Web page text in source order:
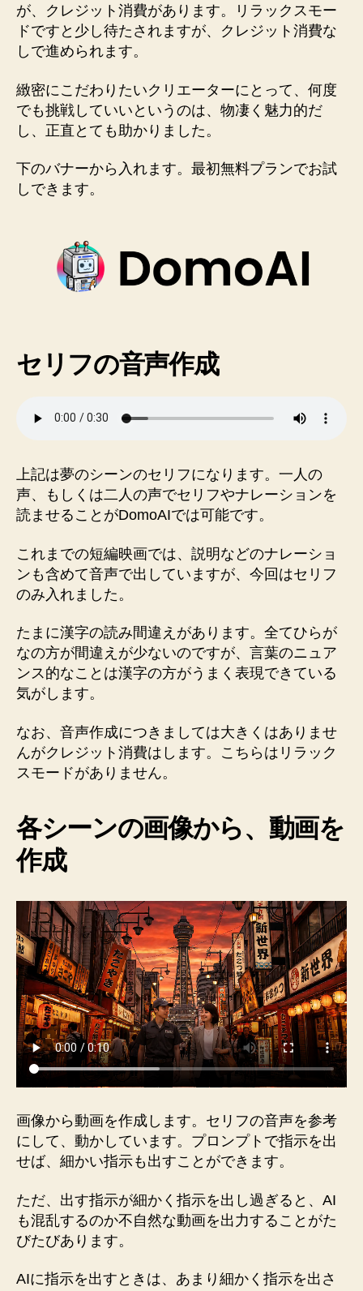
が、クレジット消費があります。リラックスモー
ドですと少し待たされますが、クレジット消費な
しで進められます。
緻密にこだわりたいクリエーターにとって、何度
でも挑戦していいというのは、物凄く魅力的だ
し、正直とても助かりました。
下のバナーから入れます。最初無料プランでお試
しできます。
セリフの音声作成
上記は夢のシーンのセリフになります。一人の
声、もしくは二人の声でセリフやナレーションを
読ませることがDomoAIでは可能です。
これまでの短編映画では、説明などのナレーショ
ンも含めて音声で出していますが、今回はセリフ
のみ入れました。
たまに漢字の読み間違えがあります。全てひらが
なの方が間違えが少ないのですが、言葉のニュア
ンス的なことは漢字の方がうまく表現できている
気がします。
なお、音声作成につきましては大きくはありませ
んがクレジット消費はします。こちらはリラック
スモードがありません。
各シーンの画像から、動画を
作成
画像から動画を作成します。セリフの音声を参考
にして、動かしています。プロンプトで指示を出
せば、細かい指示も出すことができます。
ただ、出す指示が細かく指示を出し過ぎると、AI
も混乱するのか不自然な動画を出力することがた
びたびあります。
AIに指示を出すときは、あまり細かく指示を出さ